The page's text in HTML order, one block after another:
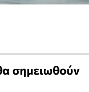
σημειωθούν